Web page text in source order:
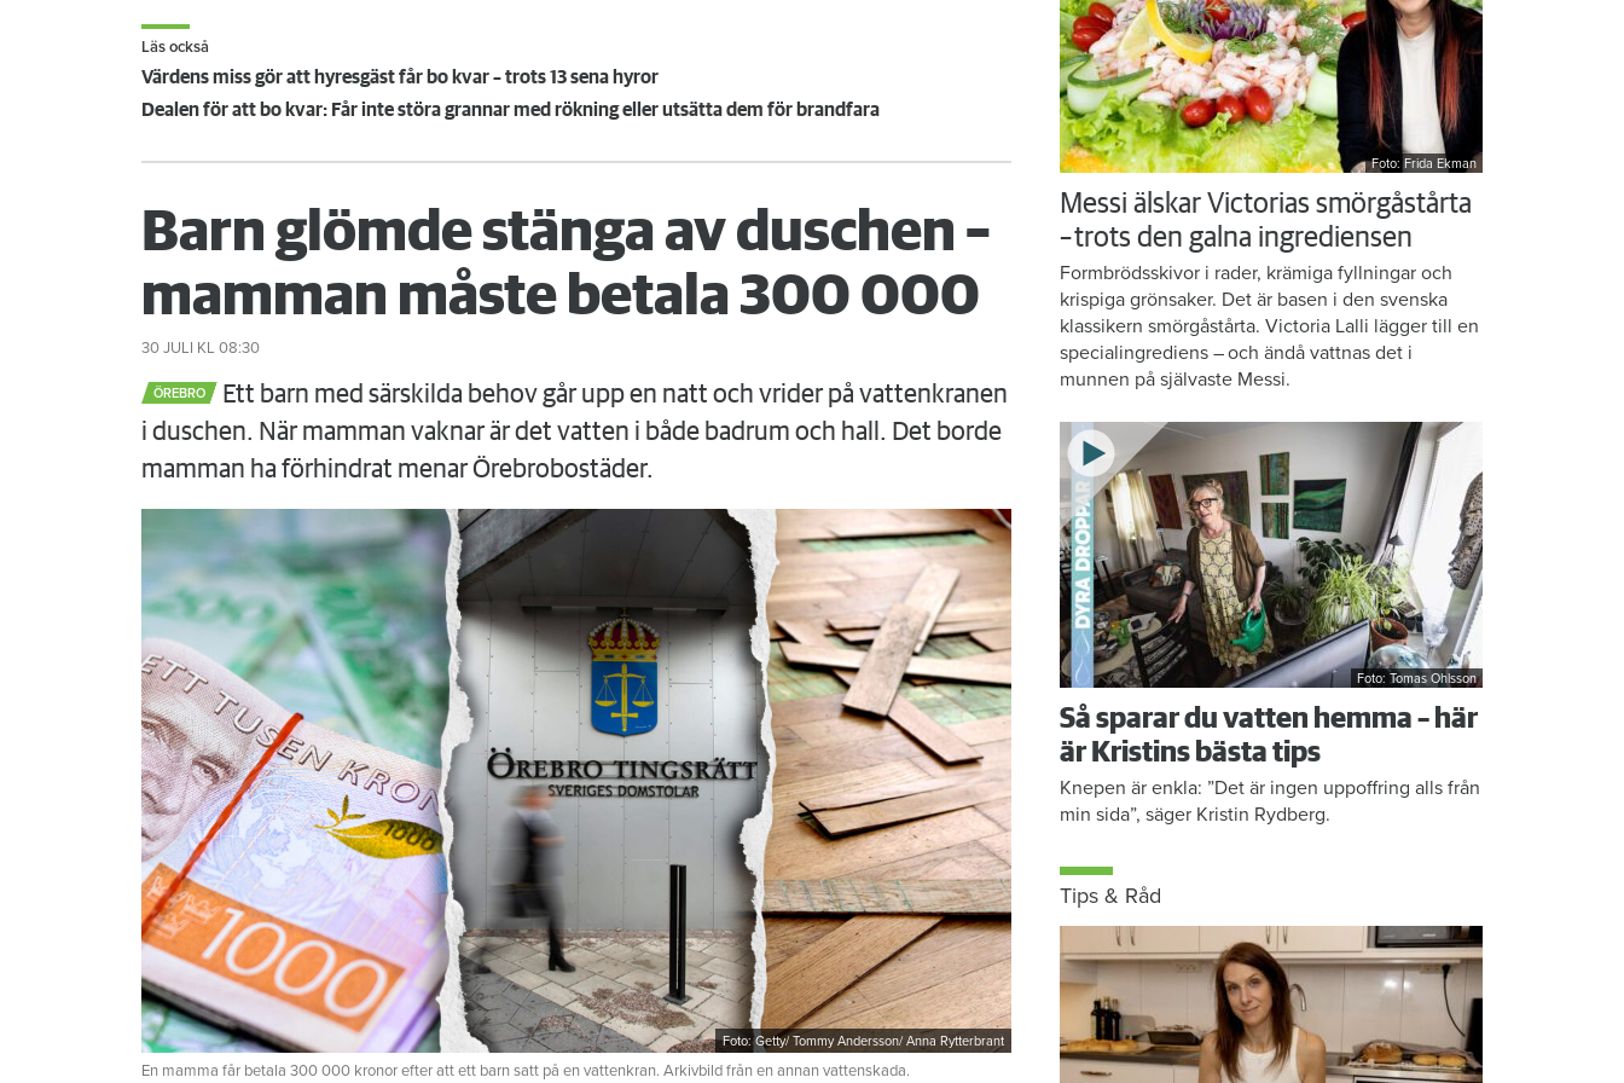
Läs också
Värdens miss gör att hyresgäst får bo kvar – trots 13 sena hyror
Dealen för att bo kvar: Får inte störa grannar med rökning eller utsätta dem för brandfara
Barn glömde stänga av duschen –
mamman måste betala 300 000
30 JULI KL 08:30
ÖREBRO
Ett barn med särskilda behov går upp en natt och vrider på vattenkranen
i duschen. När mamman vaknar är det vatten i både badrum och hall. Det borde
mamman ha förhindrat menar Örebrobostäder.
Foto: Getty/ Tommy Andersson/ Anna Rytterbrant
En mamma får betala 300 000 kronor efter att ett barn satt på en vattenkran. Arkivbild från en annan vattenskada.
Foto: Frida Ekman
Messi älskar Victorias smörgåstårta
– trots den galna ingrediensen
Formbrödsskivor i rader, krämiga fyllningar och
krispiga grönsaker. Det är basen i den svenska
klassikern smörgåstårta. Victoria Lalli lägger till en
specialingrediens – och ändå vattnas det i
munnen på självaste Messi.
Foto: Tomas Ohlsson
Så sparar du vatten hemma – här
är Kristins bästa tips
Knepen är enkla: ”Det är ingen uppoffring alls från
min sida”, säger Kristin Rydberg.
Tips & Råd